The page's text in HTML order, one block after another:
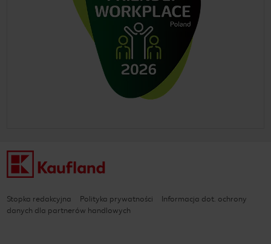
Stopka redakcyjna Polityka prywatności
Informacja dot. ochrony
danych dla partnerów handlowych